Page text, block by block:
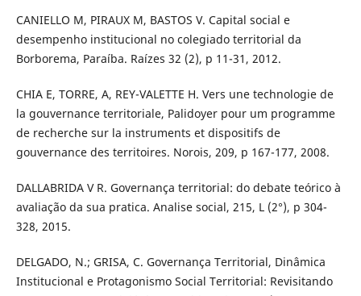
CANIELLO M, PIRAUX M, BASTOS V. Capital social e
desempenho institucional no colegiado territorial da
Borborema, Paraíba. Raízes 32 (2), p 11-31, 2012.
CHIA E, TORRE, A, REY-VALETTE H. Vers une technologie de
la gouvernance territoriale, Palidoyer pour um programme
de recherche sur la instruments et dispositifs de
gouvernance des territoires. Norois, 209, p 167-177, 2008.
DALLABRIDA V R. Governança territorial: do debate teórico à
avaliação da sua pratica. Analise social, 215, L (2°), p 304-
328, 2015.
DELGADO, N.; GRISA, C. Governança Territorial, Dinâmica
Institucional e Protagonismo Social Territorial: Revisitando